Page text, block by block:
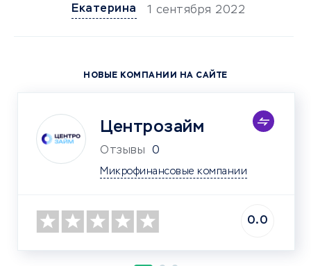
Екатерина
1 сентября 2022
НОВЫЕ КОМПАНИИ НА САЙТЕ
Центрозайм
Отзывы 0
Микрофинансовые компании
0.0